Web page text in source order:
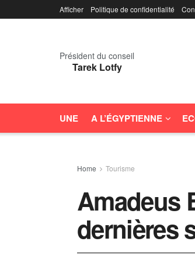
Afficher Politique de confidentialité
Président du conseil
Tarek Lotfy
UNE A L’ÉGYPTIENNE
Home Tourisme
Amadeus
dernières